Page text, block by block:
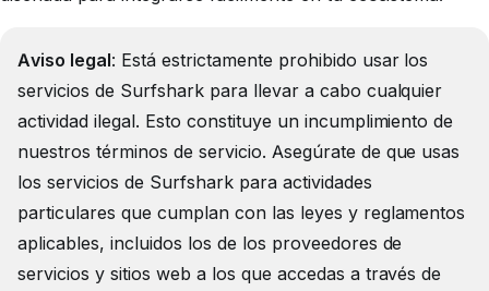
Aviso legal: Está estrictamente prohibido usar los
servicios de Surfshark para llevar a cabo cualquier
actividad ilegal. Esto constituye un incumplimiento de
nuestros términos de servicio. Asegúrate de que usas
los servicios de Surfshark para actividades
particulares que cumplan con las leyes y reglamentos
aplicables, incluidos los de los proveedores de
servicios y sitios web a los que accedas a través de